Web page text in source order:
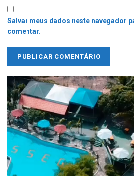
Salvar meus dados neste navegador
comentar.
Tocador
de
vídeo